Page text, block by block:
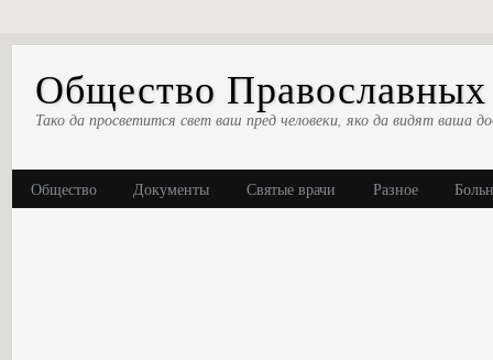
Общество
Тако да просветится свет ваш пред человеки, яко да видят
Общество Документы Святые врачи Разное